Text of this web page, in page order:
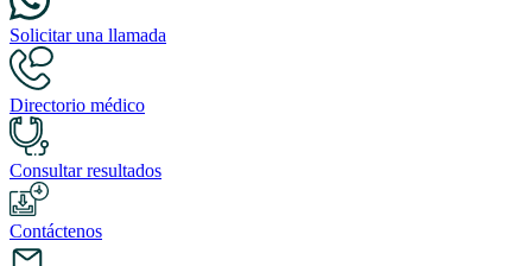
Solicitar una llamada
Directorio médico
Consultar resultados
Contáctenos